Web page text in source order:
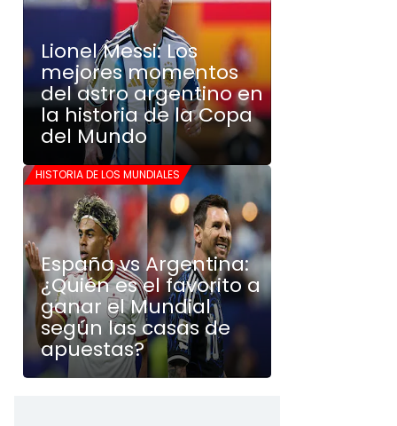
Lionel Messi: Los
mejores momentos
del astro argentino en
la historia de la Copa
del Mundo
HISTORIA DE LOS MUNDIALES
España vs Argentina:
¿Quién es el favorito a
ganar el Mundial
según las casas de
apuestas?